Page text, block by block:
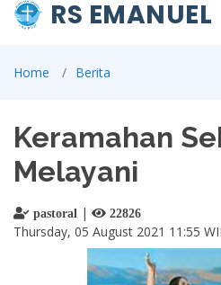
RS EMANUEL
Home Berita
Keramahan
Melayani
pastoral | 22826
Thursday, 05 August 2021 11:55